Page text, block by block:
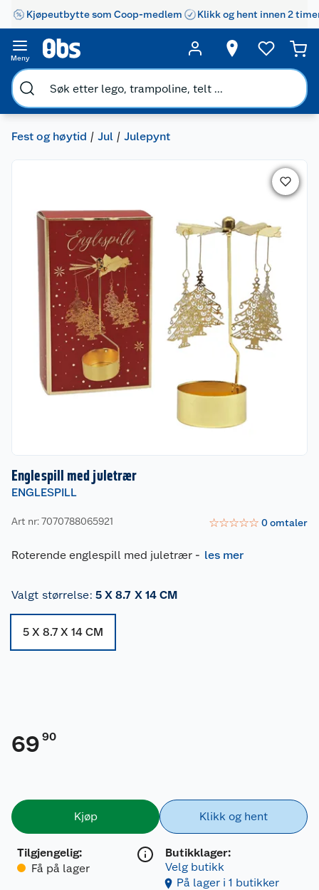
Kjøpeutbytte som Coop-medlem Klikk og hent innen 2
Meny
Fest og høytid Jul Julepynt
Englespill med juletrær
ENGLESPILL
Art nr: 7070788065921 ☆☆☆☆☆ 0omtaler
Roterende englespill med juletrær - les mer
Valgt størrelse: 5 X 8.7 X 14 CM
5 X 8.7 X 14 CM
69 90
Kjøp
Tilgjengelig:
Få på lager
Klikk og hent
Butikklager:
Velg butikk
På lager i 1 butikker